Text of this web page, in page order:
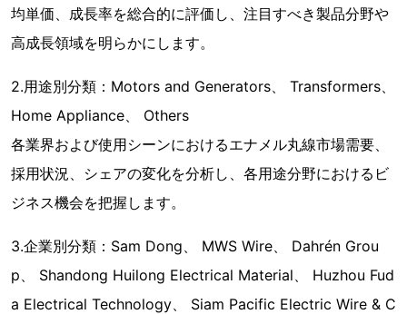
均単価、成長率を総合的に評価し、注目すべき製品分野や
高成長領域を明らかにします。
2.用途別分類：Motors and Generators、 Transformers、
Home Appliance、 Others
各業界および使用シーンにおけるエナメル丸線市場需要、
採用状況、シェアの変化を分析し、各用途分野におけるビ
ジネス機会を把握します。
3.企業別分類：Sam Dong、 MWS Wire、 Dahrén Grou
p、 Shandong Huilong Electrical Material、 Huzhou Fud
a Electrical Technology、 Siam Pacific Electric Wire & C